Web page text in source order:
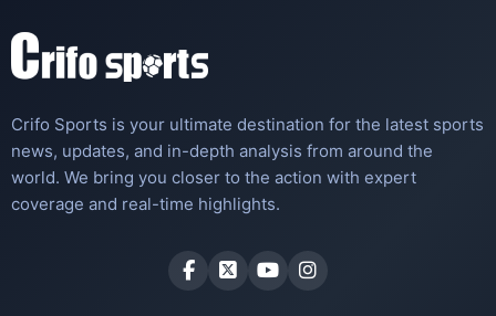
Crifo Sports is your ultimate destination for the latest sports
news, updates, and in-depth analysis from around the
world. We bring you closer to the action with expert
coverage and real-time highlights.